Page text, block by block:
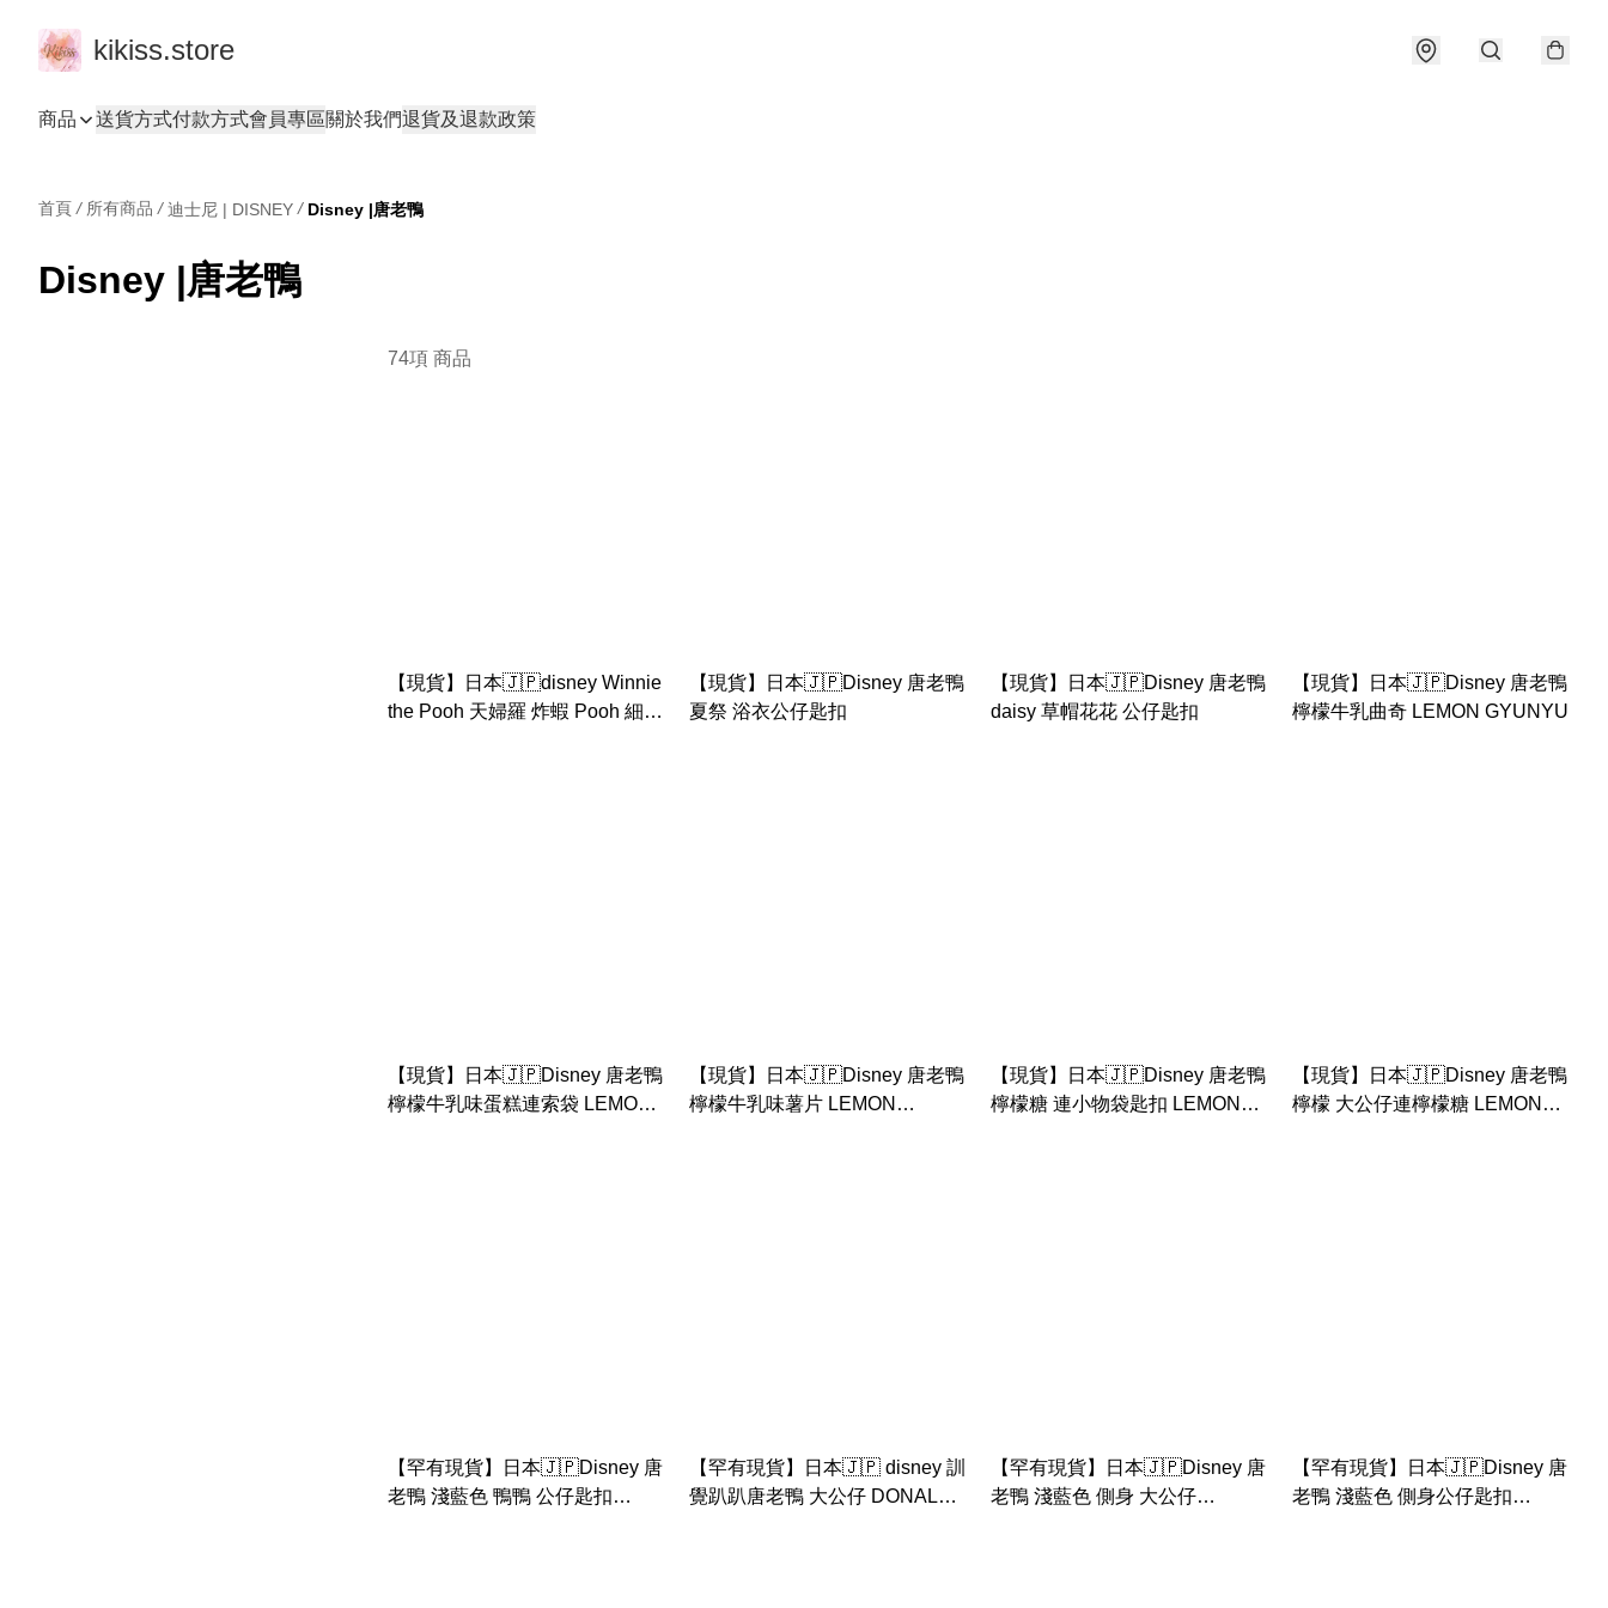
kikiss.store
商品 送貨方式付款方式會員專區關於我們退貨及退款政策
首頁 / 所有商品 / 迪士尼 | DISNEY / Disney |唐老鴨
Disney |唐老鴨
74項 商品
【現貨】日本🇯🇵disney Winnie
the Pooh 天婦羅 炸蝦 Pooh 細
【現貨】日本🇯🇵Disney 唐老鴨
夏祭 浴衣公仔匙扣
【現貨】日本🇯🇵Disney 唐老鴨
daisy 草帽花花 公仔匙扣
【現貨】日本🇯🇵Disney 唐老鴨
檸檬牛乳曲奇 LEMON GYUNYU
【現貨】日本🇯🇵Disney 唐老鴨
檸檬牛乳味蛋糕連索袋 LEMON
【現貨】日本🇯🇵Disney 唐老鴨
檸檬牛乳味薯片 LEMON
【現貨】日本🇯🇵Disney 唐老鴨
檸檬糖 連小物袋匙扣 LEMON
【現貨】日本🇯🇵Disney 唐老鴨
檸檬 大公仔連檸檬糖 LEMON
【罕有現貨】日本🇯🇵Disney 唐
老鴨 淺藍色 鴨鴨 公仔匙扣
【罕有現貨】日本🇯🇵 disney 訓
覺趴趴唐老鴨 大公仔 DONALD
【罕有現貨】日本🇯🇵Disney 唐
老鴨 淺藍色 側身 大公仔
【罕有現貨】日本🇯🇵Disney 唐
老鴨 淺藍色 側身公仔匙扣